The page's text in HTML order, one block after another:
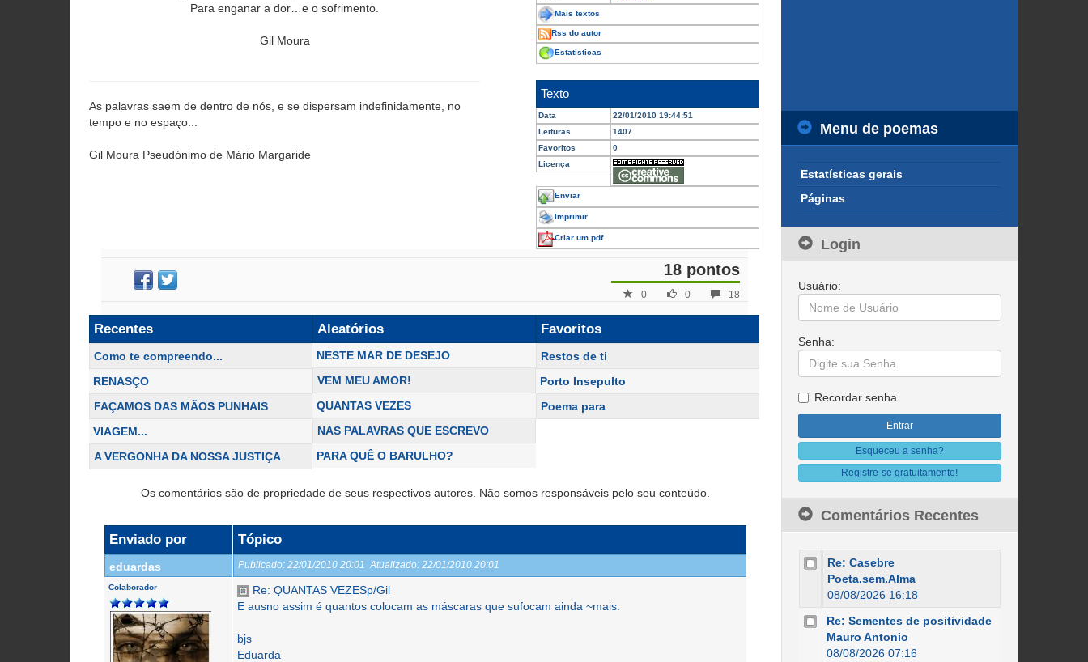
Para enganar a dor…e o sofrimento.
Gil Moura
As palavras saem de dentro de nós, e se dispersam indefinidamente, no
tempo e no espaço...
Gil Moura Pseudónimo de Mário Margaride
Mais textos
Rss do autor
Estatísticas
Texto
Data
22/01/2010 19:44:51
Leituras
1407
Favoritos
0
Licença
Enviar
Imprimir
Criar um pdf
18 pontos
18
0
0
Recentes
Como te compreendo...
RENASÇO
FAÇAMOS DAS MÃOS PUNHAIS
VIAGEM...
A VERGONHA DA NOSSA JUSTIÇA
Aleatórios
NESTE MAR DE DESEJO
VEM MEU AMOR!
QUANTAS VEZES
NAS PALAVRAS QUE ESCREVO
PARA QUÊ O BARULHO?
Favoritos
Restos de ti
Porto Insepulto
Poema para
Os comentários são de propriedade de seus respectivos autores. Não somos responsáveis pelo seu conteúdo.
Enviado por Tópico
eduardas Publicado: 22/01/2010 20:01 Atualizado: 22/01/2010 20:01
Colaborador
Re: QUANTAS VEZESp/Gil
E ausno assim é quantos colocam as máscaras que sufocam ainda ~mais.
bjs
Eduarda
Menu de poemas
Estatísticas gerais
Páginas
Login
Usuário:
Senha:
Recordar senha
Esqueceu a senha?
Registre-se gratuitamente!
Comentários Recentes
Re: Casebre
Poeta.sem.Alma
08/08/2026 16:18
Re: Sementes de positividade
Mauro Antonio
08/08/2026 07:16